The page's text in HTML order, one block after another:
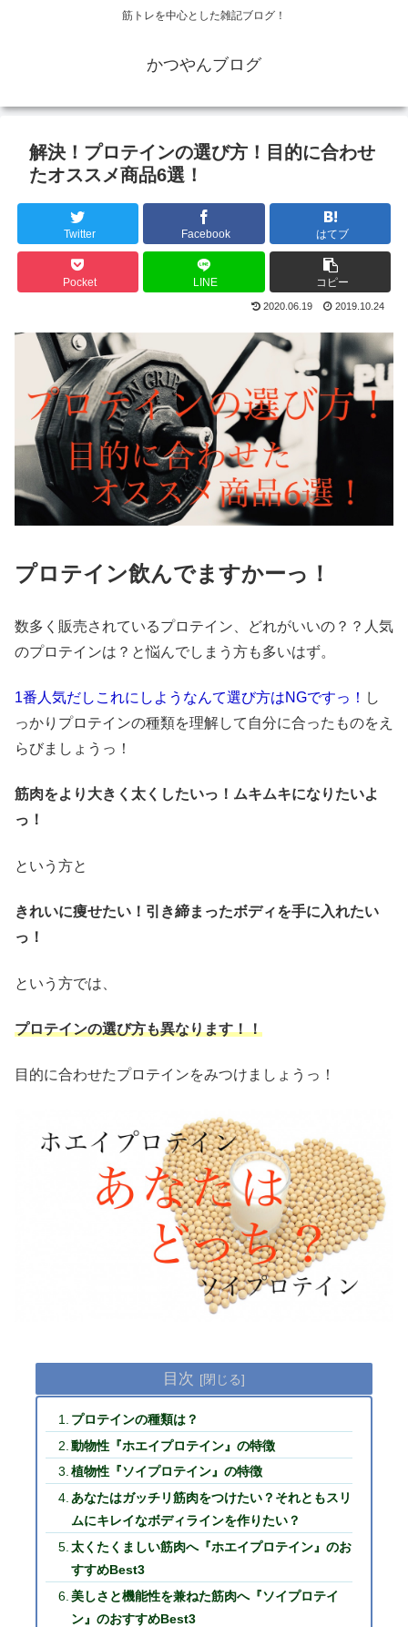
筋トレを中心とした雑記ブログ！
かつやんブログ
解決！プロテインの選び方！目的に合わせ
たオススメ商品6選！
Twitter Facebook はてブ
Pocket LINE コピー
2020.06.19 2019.10.24
プロテイン飲んでますかーっ！
数多く販売されているプロテイン、どれがいいの？？人気
のプロテインは？と悩んでしまう方も多いはず。
1番人気だしこれにしようなんて選び方はNGですっ！ し
っかりプロテインの種類を理解して自分に合ったものをえ
らびましょうっ！
筋肉をより大きく太くしたいっ！ムキムキになりたいよ
っ！
という方と
きれいに痩せたい！引き締まったボディを手に入れたい
っ！
という方では、
プロテインの選び方も異なります！！
目的に合わせたプロテインをみつけましょうっ！
目次
プロテインの種類は？
動物性『ホエイプロテイン』の特徴
植物性『ソイプロテイン』の特徴
あなたはガッチリ筋肉をつけたい？それともスリ
ムにキレイなボディラインを作りたい？
太くたくましい筋肉へ『ホエイプロテイン』のお
すすめBest3
美しさと機能性を兼ねた筋肉へ『ソイプロテイ
ン』のおすすめBest3